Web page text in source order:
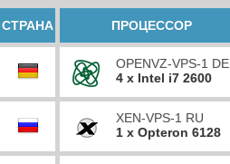
СТРАНА ПРОЦЕССОР
OPENVZ-VPS-1 DE
4 x Intel i7 2600
XEN-VPS-1 RU
1 x Opteron 6128